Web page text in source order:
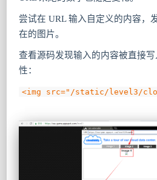
尝试在 URL 输入自定义的内容，
在的图片。
查看源码发现输入的内容被直接
性：
<img src="/static/level3/